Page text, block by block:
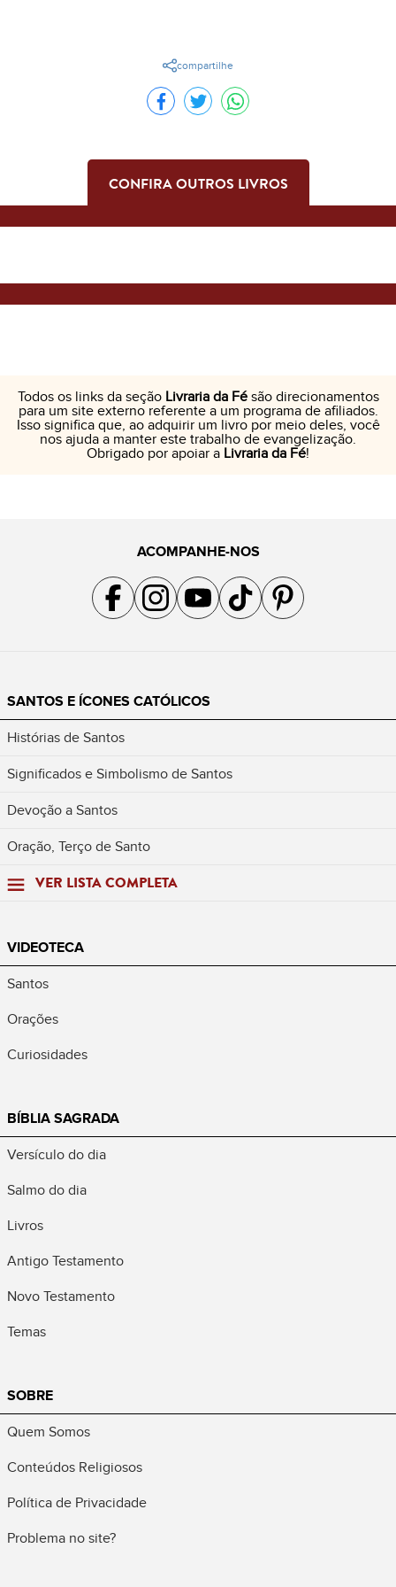
compartilhe
CONFIRA OUTROS LIVROS
Todos os links da seção Livraria da Fésão direcionamentos
para um site externo referente a um programa de afiliados.
Isso significa que, ao adquirir um livro por meio deles, você
nos ajuda a manter este trabalho de evangelização.
Obrigado por apoiar a Livraria da Fé!
ACOMPANHE-NOS
Acompanhe a gente no Facebook
Acompanhe a gente no Instagram
Acompanhe a gente no YouTube
Acompanhe a gente no TikTok
Acompanhe a gente no
SANTOS E ÍCONES CATÓLICOS
Histórias de Santos
Significados e Simbolismo de Santos
Devoção a Santos
Oração, Terço de Santo
VER LISTA COMPLETA
VIDEOTECA
Santos
Orações
Curiosidades
BÍBLIA SAGRADA
Versículo do dia
Salmo do dia
Livros
Antigo Testamento
Novo Testamento
Temas
SOBRE
Quem Somos
Conteúdos Religiosos
Política de Privacidade
Problema no site?